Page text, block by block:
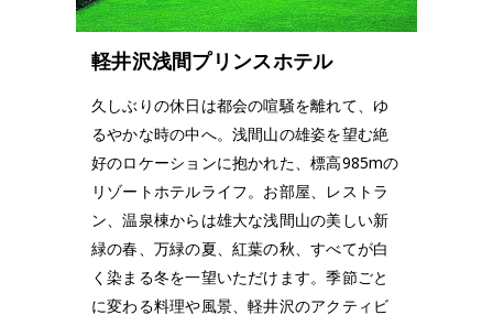
軽井沢浅間プリンスホテル
久しぶりの休日は都会の喧騒を離れて、ゆ
るやかな時の中へ。浅間山の雄姿を望む絶
好のロケーションに抱かれた、標高985mの
リゾートホテルライフ。お部屋、レストラ
ン、温泉棟からは雄大な浅間山の美しい新
緑の春、万緑の夏、紅葉の秋、すべてが白
く染まる冬を一望いただけます。季節ごと
に変わる料理や風景、軽井沢のアクティビ